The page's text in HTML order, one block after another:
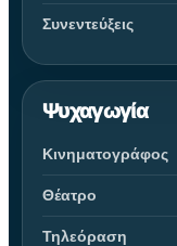
Συνεντεύξεις
Ψυχαγωγία
Κινηματογράφος
Θέατρο
Τηλεόραση